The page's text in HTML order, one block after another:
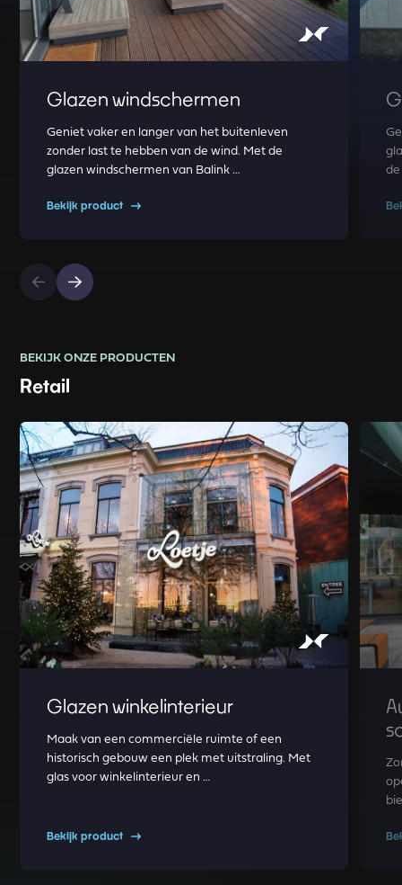
Glazen windschermen
Geniet vaker en langer van het buitenleven
zonder last te hebben van de wind. Met de
glazen windschermen van Balink …
Bekijk product
BEKIJK ONZE PRODUCTEN
Retail
Read more about Glazen winkelinterieur
Glazen winkelinterieur
Maak van een commerciële ruimte of een
historisch gebouw een plek met uitstraling. Met
glas voor winkelinterieur en …
Bekijk product
Read